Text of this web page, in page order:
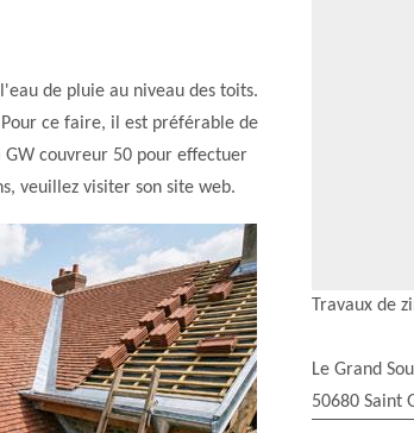
de pluie au niveau des toits.
ce faire, il est préférable de
GW couvreur 50 pour effectuer
veuillez visiter son site web.
Travaux de
Le Grand
50680 Saint